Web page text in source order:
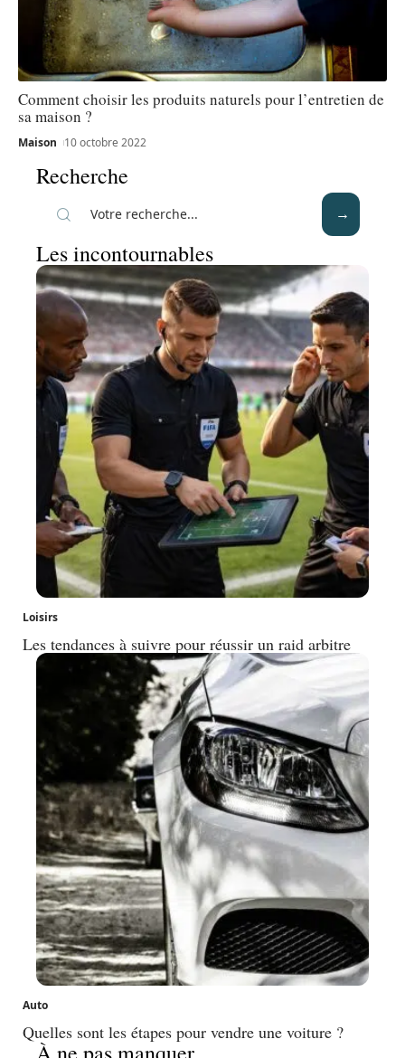
Comment choisir les produits naturels pour l’entretien de
sa maison ?
Maison 10 octobre 2022
Recherche
Les incontournables
Loisirs
Les tendances à suivre pour réussir un raid arbitre
Auto
Quelles sont les étapes pour vendre une voiture ?